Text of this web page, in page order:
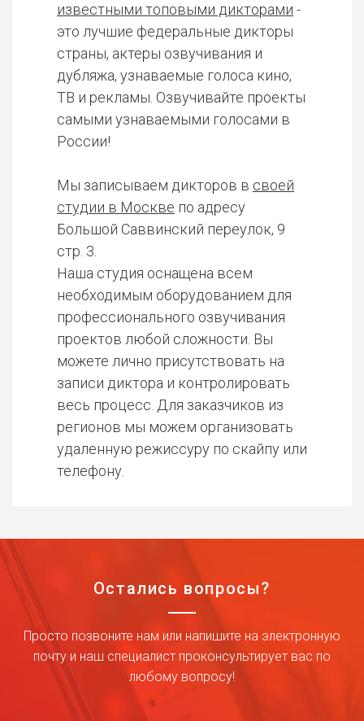
известными топовыми дикторами -
это лучшие федеральные дикторы
страны, актеры озвучивания и
дубляжа, узнаваемые голоса кино,
ТВ и рекламы. Озвучивайте проекты
самыми узнаваемыми голосами в
России!
Мы записываем дикторов в своей
студии в Москве по адресу
Большой Саввинский переулок, 9
стр. 3.
Наша студия оснащена всем
необходимым оборудованием для
профессионального озвучивания
проектов любой сложности. Вы
можете лично присутствовать на
записи диктора и контролировать
весь процесс. Для заказчиков из
регионов мы можем организовать
удаленную режиссуру по скайпу или
телефону.
Остались вопросы?
Просто позвоните нам или напишите на электронную
почту и наш специалист проконсультирует вас по
любому вопросу!